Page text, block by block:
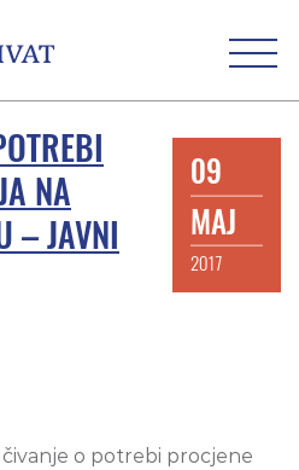
NA
– JAVNI
09
MAJ
2017
o potrebi procjene